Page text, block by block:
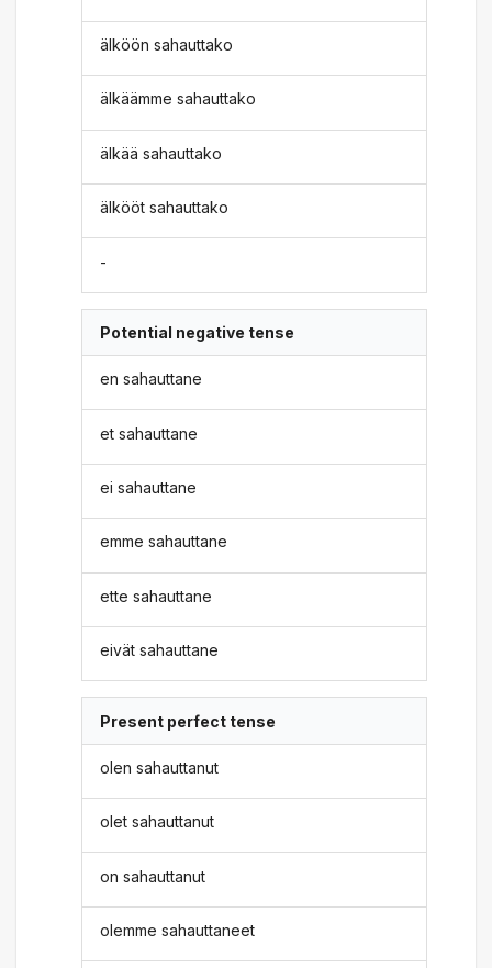
älköön sahauttako
älkäämme sahauttako
älkää sahauttako
älkööt sahauttako
-
Potential negative tense
en sahauttane
et sahauttane
ei sahauttane
emme sahauttane
ette sahauttane
eivät sahauttane
Present perfect tense
olen sahauttanut
olet sahauttanut
on sahauttanut
olemme sahauttaneet